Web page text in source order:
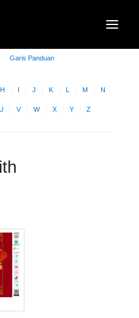
Garis Panduan
H I J K L M N
V W X Y Z